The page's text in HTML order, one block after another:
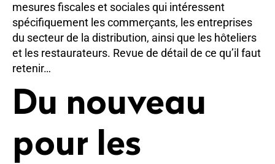
mesures fiscales et sociales qui intéressent
spécifiquement les commerçants, les entreprises
du secteur de la distribution, ainsi que les hôteliers
et les restaurateurs. Revue de détail de ce qu’il faut
retenir…
Du nouveau
pour les